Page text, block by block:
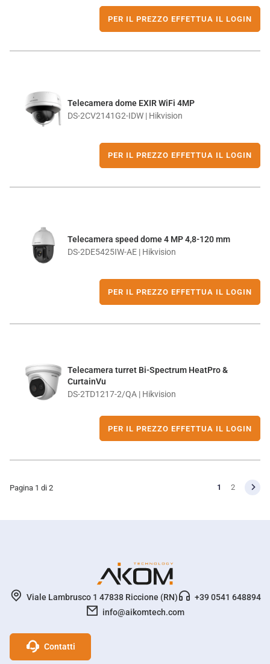
PER IL PREZZO EFFETTUA IL LOGIN
Telecamera dome EXIR WiFi 4MP
DS-2CV2141G2-IDW | Hikvision
PER IL PREZZO EFFETTUA IL LOGIN
Telecamera speed dome 4 MP 4,8-120 mm
DS-2DE5425IW-AE | Hikvision
PER IL PREZZO EFFETTUA IL LOGIN
Telecamera turret Bi-Spectrum HeatPro &
CurtainVu
DS-2TD1217-2/QA | Hikvision
PER IL PREZZO EFFETTUA IL LOGIN
Pagina 1 di 2 1 2
Viale Lambrusco 1 47838 Riccione (RN)
+39 0541 648894
info@aikomtech.com
Contatti